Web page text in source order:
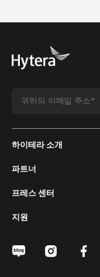
하이테라 소개
파트너
프레스 센터
지원